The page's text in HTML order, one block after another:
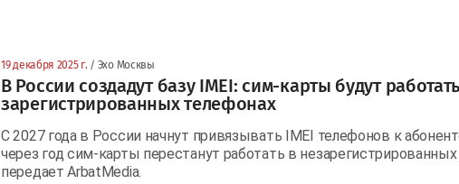
19 декабря 2025 г. / Эхо Москвы
В России создадут базу IMEI: сим-карты будут
зарегистрированных телефонах
С 2027 года в России начнут привязывать IMEI телефонов к
через год сим-карты перестанут работать в
передает ArbatMedia.